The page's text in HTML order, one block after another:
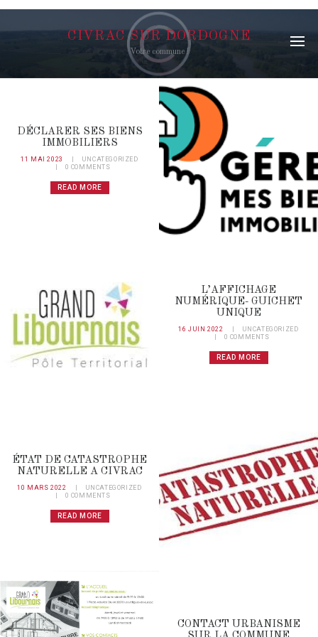
CIVRAC SUR DORDOGNE
Votre commune !
DÉCLARER SES BIENS
IMMOBILIERS
11 MAI 2023
UNCATEGORIZED
0 COMMENTS
READ MORE
L’AFFICHAGE
NUMÉRIQUE- GUICHET
UNIQUE
16 JUIN 2022
UNCATEGORIZED
0 COMMENTS
READ MORE
ÉTAT DE CATASTROPHE
NATURELLE A CIVRAC
10 MARS 2022
UNCATEGORIZED
0 COMMENTS
READ MORE
CONTACT URBANISME